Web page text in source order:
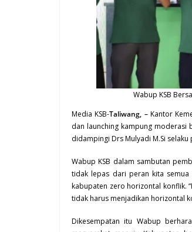
Wabup KSB
Media KSB-Taliwang, – Kantor
dan launching kampung moderasi
didampingi Drs Mulyadi M.Si selaku
Wabup KSB dalam sambutan
tidak lepas dari peran kita semua
kabupaten zero horizontal konflik.
tidak harus menjadikan horizontal
Dikesempatan itu Wabup